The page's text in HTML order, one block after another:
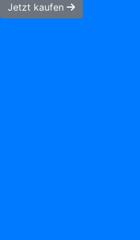
Jetzt kaufen